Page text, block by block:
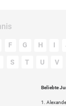
F G H I
S T U V
Beliebte
1.